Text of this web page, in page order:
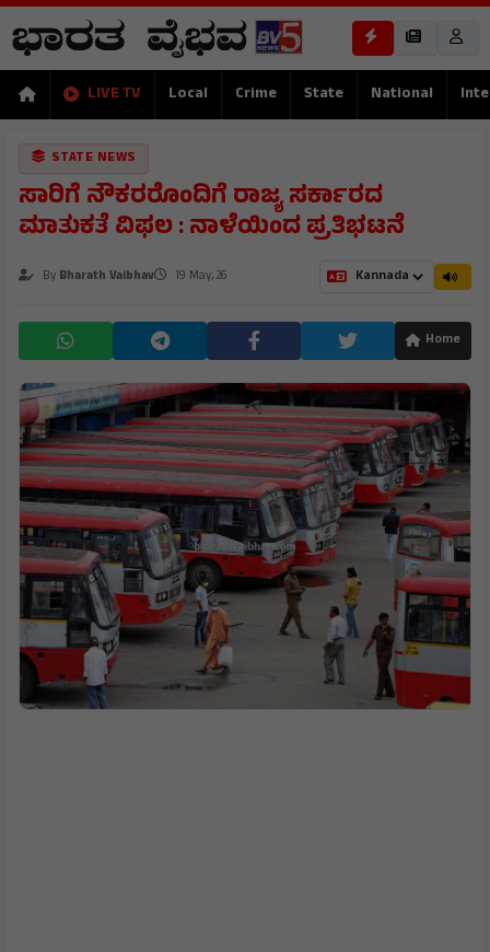
LIVE TV Local Crime State National
STATE NEWS
ಸಾರಿಗೆ ನೌಕರರೊಂದಿಗೆ ರಾಜ್ಯ ಸರ್ಕಾರದ
ಮಾತುಕತೆ ವಿಫಲ : ನಾಳೆಯಿಂದ ಪ್ರತಿಭಟನೆ
By Bharath Vaibhav 19 May, 26
Home